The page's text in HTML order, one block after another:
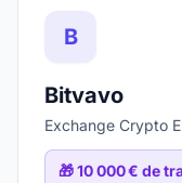
B
Bitvavo
Exchange Crypto
🎁10 000 € de